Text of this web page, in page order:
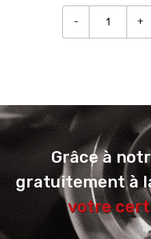
- +
Grâce à
gratuitement à
votre